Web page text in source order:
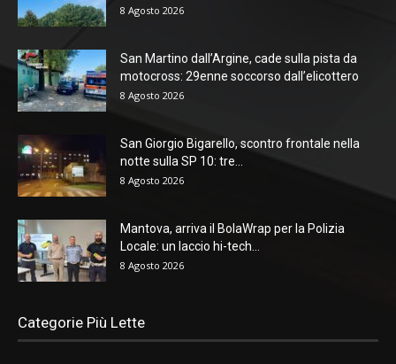
8 Agosto 2026
San Martino dall’Argine, cade sulla pista da
motocross: 29enne soccorso dall’elicottero
8 Agosto 2026
San Giorgio Bigarello, scontro frontale nella
notte sulla SP 10: tre...
8 Agosto 2026
Mantova, arriva il BolaWrap per la Polizia
Locale: un laccio hi-tech...
8 Agosto 2026
Categorie Più Lette